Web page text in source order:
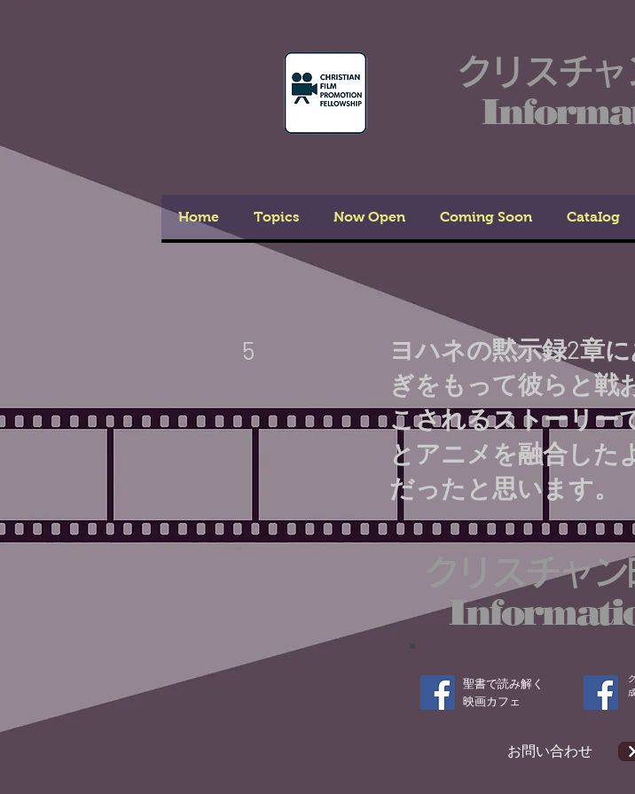
クリスチ
Home Topics Now Open Coming Soon CataIog
5
ヨハネの黙示録2章
ぎをもって彼らと戦
こされるストーリー
とアニメを融合した
だったと思います。
クリスチャ
聖書で読み解く
​映画カフェ
​お問い合わせ